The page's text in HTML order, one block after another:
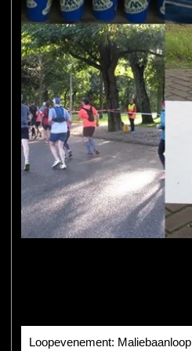
Loopevenement: Maliebaanloop